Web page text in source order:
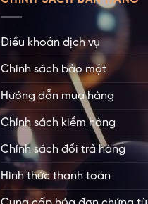
Điều khoản dịch vụ
Chính sách bảo mật
Hướng dẫn mua hàng
Chính sách kiểm hàng
Chính sách đổi trả hàng
Hình thức thanh toán